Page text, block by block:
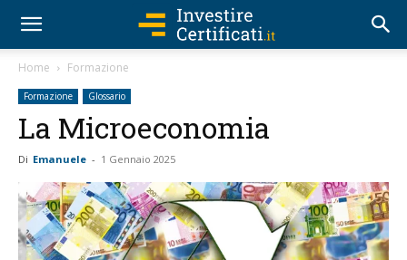
Home Formazione
Formazione Glossario
La Microeconomia
Di Emanuele - 1 Gennaio 2025